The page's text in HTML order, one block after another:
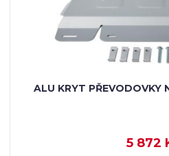
ALU KRYT PŘEVODOVKY
5 872